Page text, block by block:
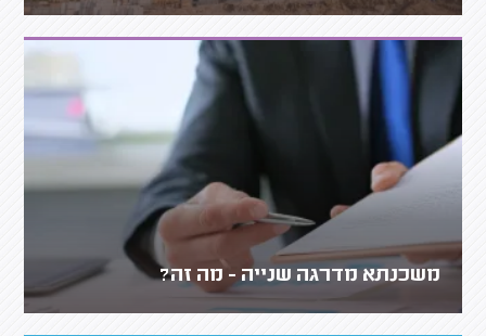
משכנתא מדרגה שנייה - מה זה?